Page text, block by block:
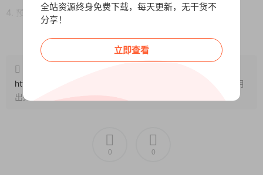
4. 预设设置
为了简化操作，FFmpeg Batch AV Converter 提供了一些预设
设置，如手机、平板、电视等常见设备的配置。用户只需选择对
应的预设，即可快速转换出适合这些设备播放的视频文件。这对
于不熟悉视频转换参数的用户来说非常方便，能够节省大量时间
和精力。
件，用户都能享受到流畅快速的转换体验，同时保证转换质量。
http://www.wangxunke.cn/rjzq/gjrj/11555.html
，转载请注明
出处~~~
0 0
全站资源终身免费下载，每天更新，无干货不
分享！
立即查看